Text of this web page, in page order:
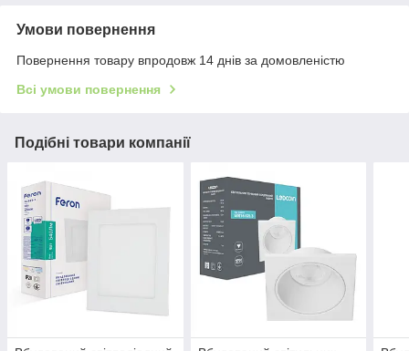
Умови повернення
Повернення товару впродовж 14 днів за домовленістю
Всі умови повернення
Подібні товари компанії